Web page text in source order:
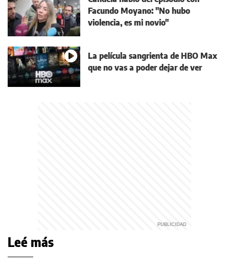
Facundo Moyano: "No hubo
violencia, es mi novio"
La película sangrienta de HBO Max
que no vas a poder dejar de ver
Leé más